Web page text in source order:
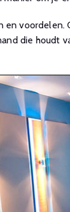
die houdt